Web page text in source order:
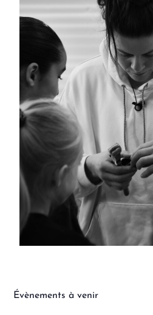
Évènements à venir